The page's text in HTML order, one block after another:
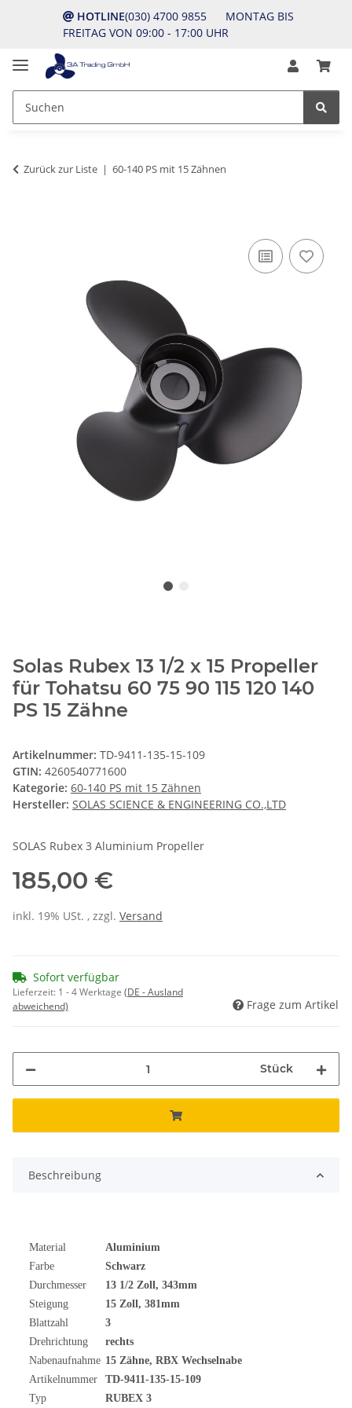
HOTLINE(030) 4700 9855 MONTAG BIS
FREITAG VON 09:00 - 17:00 UHR
Zurück zur Liste 60-140 PS mit 15 Zähnen
Solas Rubex 13 1/2 x 15 Propeller
für Tohatsu 60 75 90 115 120 140
PS 15 Zähne
Artikelnummer: TD-9411-135-15-109
GTIN: 4260540771600
Kategorie: 60-140 PS mit 15 Zähnen
Hersteller: SOLAS SCIENCE & ENGINEERING CO.,LTD
SOLAS Rubex 3 Aluminium Propeller
185,00 €
inkl. 19% USt. , zzgl. Versand
Sofort verfügbar
Lieferzeit: 1 - 4 Werktage (DE - Ausland
abweichend)
Frage zum Artikel
Stück
Beschreibung
Material
Aluminium
Farbe
Schwarz
Durchmesser
13 1/2 Zoll, 343mm
Steigung
15 Zoll, 381mm
Blattzahl
3
Drehrichtung
rechts
Nabenaufnahme 15 Zähne, RBX Wechselnabe
Artikelnummer
TD-9411-135-15-109
Typ
RUBEX 3